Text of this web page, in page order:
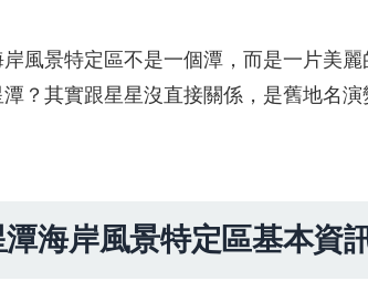
風景特定區不是一個潭，而是一片美
潭？其實跟星星沒直接關係，是舊地名
海岸風景特定區基本資